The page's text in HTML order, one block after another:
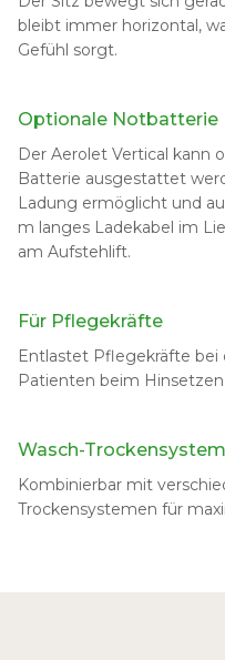
bleibt immer horizontal,
Gefühl sorgt.
Optionale Notbatterie
Der Aerolet Vertical kann
Batterie ausgestattet
Ladung ermöglicht und
m langes Ladekabel im
am Aufstehlift.
Für Pflegekräfte
Entlastet Pflegekräfte
Patienten beim
Wasch-Trockensystem
Kombinierbar mit
Trockensystemen für